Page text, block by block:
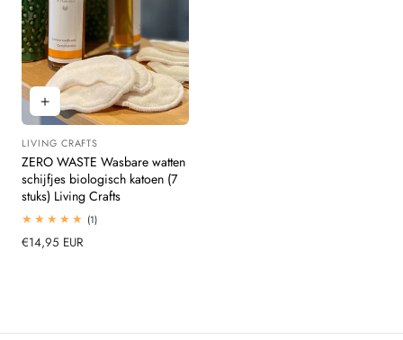
Leverancier:
LIVING CRAFTS
ZERO WASTE Wasbare watten
schijfjes biologisch katoen (7
stuks) Living Crafts
(1)1
Normale
€14,95 EUR